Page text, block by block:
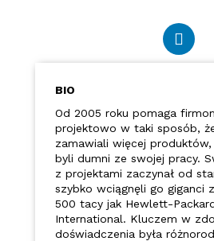
BIO
Od 2005 roku pomaga
projektowo w taki sposób,
zamawiali więcej
byli dumni ze swojej pracy.
z projektami zaczynał od
szybko wciągnęli go giganci
500 tacy jak Hewlett-
International. Kluczem w
doświadczenia była